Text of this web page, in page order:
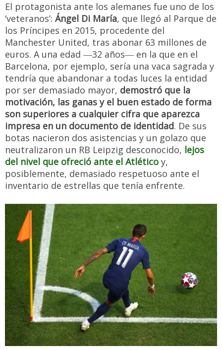
El protagonista ante los alemanes fue uno de los
‘veteranos’: Ángel Di María, que llegó al Parque de
los Príncipes en 2015, procedente del
Manchester United, tras abonar 63 millones de
euros. A una edad ―32 años― en la que en el
Barcelona, por ejemplo, sería una vaca sagrada y
tendría que abandonar a todas luces la entidad
por ser demasiado mayor, demostró que la
motivación, las ganas y el buen estado de forma
son superiores a cualquier cifra que aparezca
impresa en un documento de identidad. De sus
botas nacieron dos asistencias y un golazo que
neutralizaron un RB Leipzig desconocido, lejos
del nivel que ofreció ante el Atlético y,
posiblemente, demasiado respetuoso ante el
inventario de estrellas que tenía enfrente.